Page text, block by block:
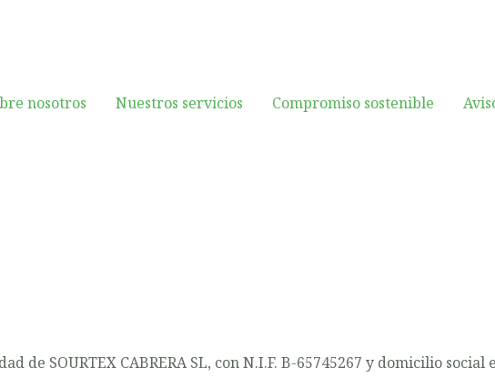
nosotros Nuestros servicios Compromiso sostenible
de SOURTEX CABRERA SL, con N.I.F. B-65745267 y domicilio